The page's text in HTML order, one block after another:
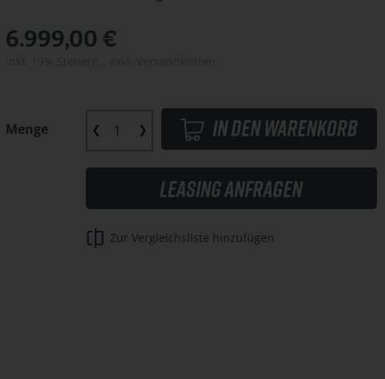
6.999,00 €
Menge In den Warenkorb
Leasing anfragen
Zur Vergleichsliste hinzufügen